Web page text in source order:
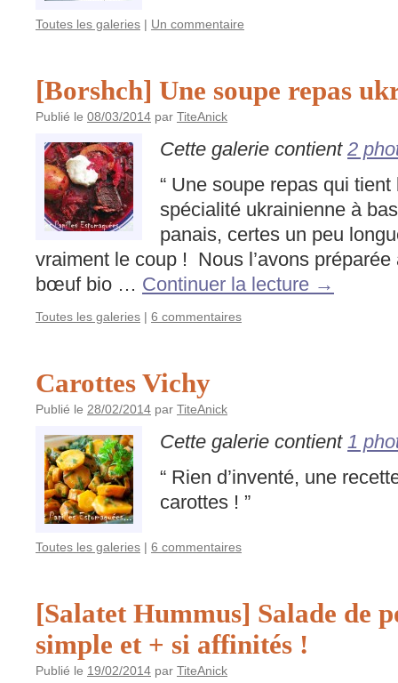
Toutes les galeries | Un commentaire
[Borshch] Une soupe repas
Publié le 08/03/2014 par TiteAnick
Cette galerie contient 2
“ Une soupe repas qui
spécialité ukrainienne à
panais, certes un peu
vraiment le coup ! Nous l’avons
bœuf bio … Continuer la lecture →
Toutes les galeries | 6 commentaires
Carottes Vichy
Publié le 28/02/2014 par TiteAnick
Cette galerie contient 1
“ Rien d’inventé, une
carottes ! ”
Toutes les galeries | 6 commentaires
[Salatet Hummus] Salade de
simple et + si affinités !
Publié le 19/02/2014 par TiteAnick